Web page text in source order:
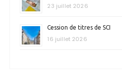
23 juillet 2026
Cession de titres de SCI
16 juillet 2026